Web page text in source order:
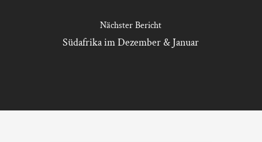
Nächster Bericht
Südafrika im Dezember & Januar